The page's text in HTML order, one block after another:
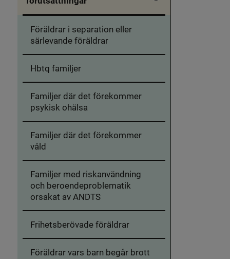
behov
Familjer
Föräldrar i separation eller
särlevande föräldrar
Hbtq familjer
Familjer där det förekommer
psykisk ohälsa
Familjer där det förekommer
våld
Familjer med riskanvändning
och beroendeproblematik
orsakat av ANDTS
Frihetsberövade föräldrar
Föräldrar vars barn begår brott